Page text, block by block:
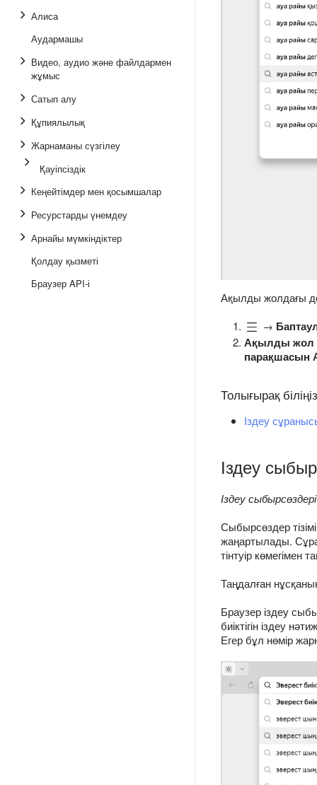
Алиса
Аудармашы
Видео, аудио және файлдармен
жұмыс
Сатып алу
Құпиялылық
Жарнаманы сүзгілеу
Қауіпсіздік
Кеңейтімдер мен қосымшалар
Ресурстарды үнемдеу
Арнайы мүмкіндіктер
Қолдау қызметі
Браузер API-і
Ақылды жолдағы
→
Ақылды жол
парақшасын
Толығырақ біліңіз
Іздеу
Іздеу
Іздеу сыбырсөздері
Сыбырсөздер
жаңартылады.
тінтуір көмегімен
Таңдалған
Браузер іздеу
биіктігін іздеу
Егер бұл нөмір